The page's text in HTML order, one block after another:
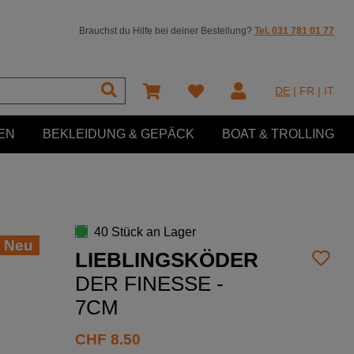
Brauchst du Hilfe bei deiner Bestellung? Tel. 031 781 01 77
DE FR IT
BEKLEIDUNG & GEPÄCK BOAT & TROLLING
Neu
40 Stück an Lager
LIEBLINGSKÖDER
DER FINESSE -
7CM
CHF 8.50